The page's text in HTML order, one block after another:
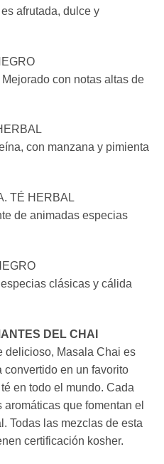
afrutada, dulce y
con notas altas de
con manzana y pimienta
TÉ HERBAL
de animadas especias
clásicas y cálida
DEL CHAI
delicioso, Masala Chai es
convertido en un favorito
en todo el mundo. Cada
que fomentan el
Todas las mezclas de esta
certificación kosher.